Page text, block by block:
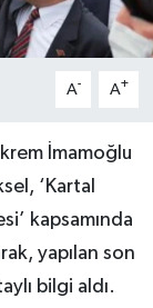
A- A+
İmamoğlu
‘Kartal
kapsamında
yapılan son
bilgi aldı.